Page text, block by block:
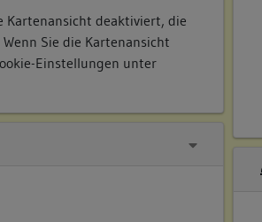
Kartenansicht deaktiviert, die
Sie die Kartenansicht
Einstellungen unter